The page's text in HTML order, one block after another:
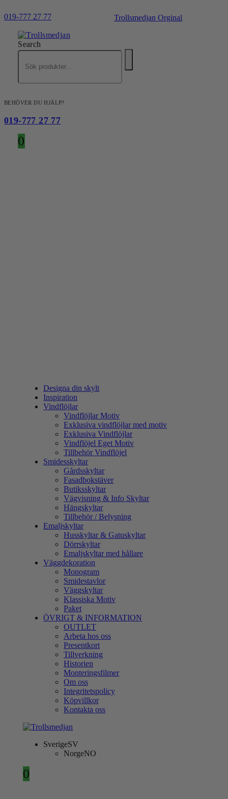
019-777 27 77 Trollsmedjan Orginal
Search
BEHÖVER DU HJÄLP?
019-777 27 77
0
Designa din skylt
Inspiration
Vindflöjlar
Vindflöjlar Motiv
Exklusiva vindflöjlar med motiv
Exklusiva Vindflöjlar
Vindflöjel Eget Motiv
Tillbehör Vindflöjel
Smidesskyltar
Gårdsskyltar
Fasadbokstäver
Butiksskyltar
Vägvisning & Info Skyltar
Hängskyltar
Tillbehör / Belysning
Emaljskyltar
Husskyltar & Gatuskyltar
Dörrskyltar
Emaljskyltar med hållare
Väggdekoration
Monogram
Smidestavlor
Väggskyltar
Klassiska Motiv
Paket
ÖVRIGT & INFORMATION
OUTLET
Arbeta hos oss
Presentkort
Tillverkning
Historien
Monteringsfilmer
Om oss
Integritetspolicy
Köpvillkor
Kontakta oss
SverigeSV
NorgeNO
0